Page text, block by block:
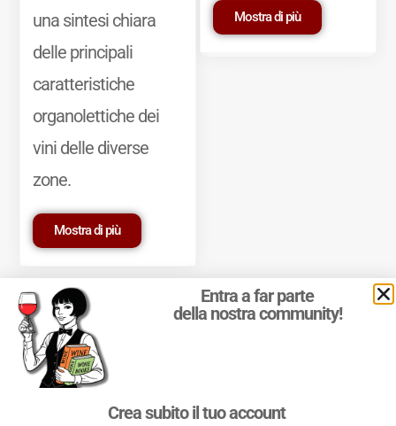
una sintesi chiara
delle principali
caratteristiche
organolettiche dei
vini delle diverse
zone.
Mostra di più
Mostra di più
Marchio Reg. | P.IVA 03921390245
Entra a far parte
della nostra community!
Crea subito il tuo account